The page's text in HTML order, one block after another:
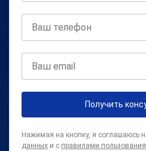
Получить
Нажимая на кнопку, я соглашаюсь
данных и с правилами